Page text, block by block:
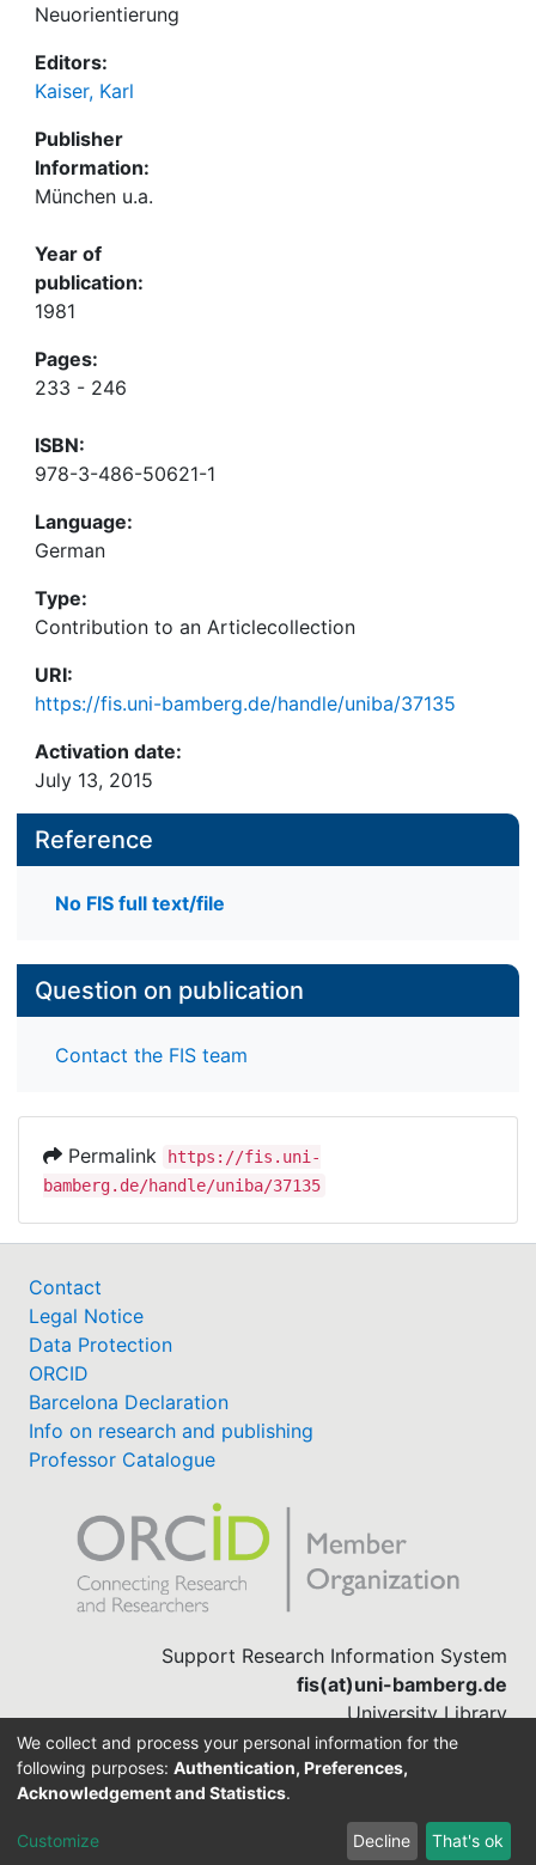
Neuorientierung
Editors:
Kaiser, Karl
Publisher
Information:
München u.a.
Year of
publication:
1981
Pages:
233 - 246
ISBN:
978-3-486-50621-1
Language:
German
Type:
Contribution to an Articlecollection
URI:
https://fis.uni-bamberg.de/handle/uniba/37135
Activation date:
July 13, 2015
Reference
No FIS full text/file
Question on publication
Contact the FIS team
Permalink
https://fis.uni-
bamberg.de/handle/uniba/37135
Contact
Legal Notice
Data Protection
ORCID
Barcelona Declaration
Info on research and publishing
Professor Catalogue
Support Research Information System
fis(at)uni-bamberg.de
University Library
(0951) 863-1568
DSpace-CRIS software
We collect and process your personal information for the
following purposes: Authentication, Preferences,
Acknowledgement and Statistics.
Customize Decline That's ok